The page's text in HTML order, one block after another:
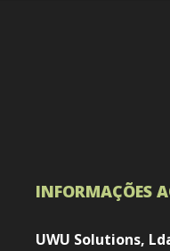
INFORMAÇÕES
UWU Solutions,